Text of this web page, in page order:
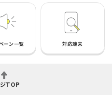
ーン一覧 対応端末
TOP